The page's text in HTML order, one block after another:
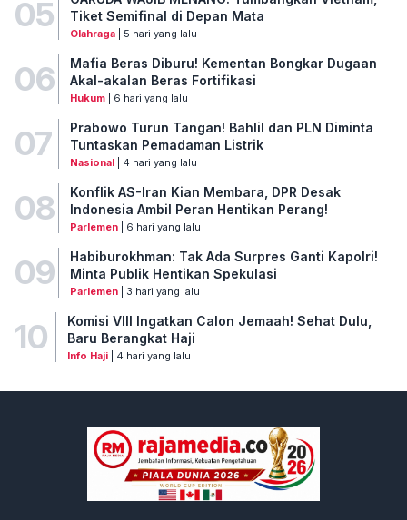
05
Tiket Semifinal di Depan Mata
Olahraga| 5 hari yang lalu
06
Mafia Beras Diburu! Kementan Bongkar Dugaan
Akal-akalan Beras Fortifikasi
Hukum| 6 hari yang lalu
07
Prabowo Turun Tangan! Bahlil dan PLN Diminta
Tuntaskan Pemadaman Listrik
Nasional| 4 hari yang lalu
08
Konflik AS-Iran Kian Membara, DPR Desak
Indonesia Ambil Peran Hentikan Perang!
Parlemen| 6 hari yang lalu
09
Habiburokhman: Tak Ada Surpres Ganti Kapolri!
Minta Publik Hentikan Spekulasi
Parlemen| 3 hari yang lalu
10
Komisi VIII Ingatkan Calon Jemaah! Sehat Dulu,
Baru Berangkat Haji
Info Haji| 4 hari yang lalu